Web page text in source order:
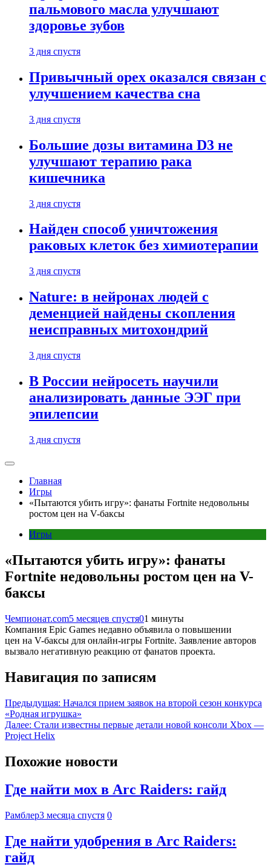
пальмового масла улучшают
здоровье зубов
3 дня спустя
Привычный орех оказался связан с
улучшением качества сна
3 дня спустя
Большие дозы витамина D3 не
улучшают терапию рака
кишечника
3 дня спустя
Найден способ уничтожения
раковых клеток без химиотерапии
3 дня спустя
Nature: в нейронах людей с
деменцией найдены скопления
неисправных митохондрий
3 дня спустя
В России нейросеть научили
анализировать данные ЭЭГ при
эпилепсии
3 дня спустя
Главная
Игры
«Пытаются убить игру»: фанаты Fortnite недовольны
ростом цен на V-баксы
Игры
«Пытаются убить игру»: фанаты
Fortnite недовольны ростом цен на V-
баксы
Чемпионат.com5 месяцев спустя01 минуты
Компания Epic Games недавно объявила о повышении
цен на V-баксы для онлайн-игры Fortnite. Заявление авторов
вызвало негативную реакцию от фанатов проекта.
Навигация по записям
Предыдущая: Начался прием заявок на второй сезон конкурса
«Родная игрушка»
Далее: Стали известны первые детали новой консоли Xbox —
Project Helix
Похожие новости
Где найти мох в Arc Raiders: гайд
Рамблер3 месяца спустя 0
Где найти удобрения в Arc Raiders:
гайд